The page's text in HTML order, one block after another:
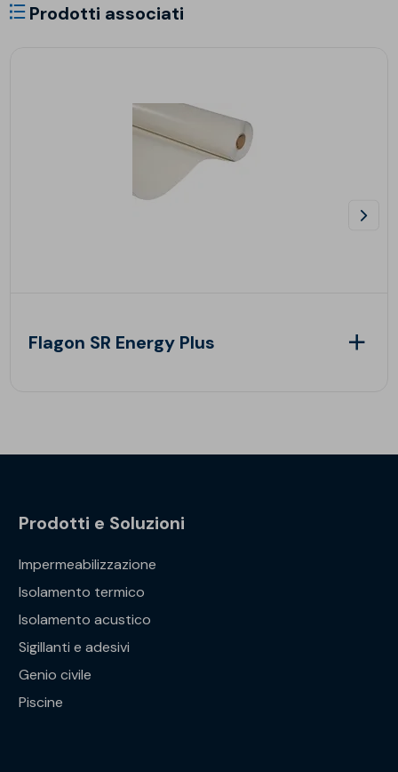
Prodotti associati
Flagon SR Energy Plus
Prodotti e Soluzioni
Impermeabilizzazione
Isolamento termico
Isolamento acustico
Sigillanti e adesivi
Genio civile
Piscine